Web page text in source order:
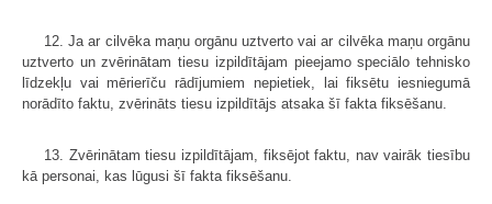
12. Ja ar cilvēka maņu orgānu uztverto vai ar cilvēka maņu orgānu
uztverto un zvērinātam tiesu izpildītājam pieejamo speciālo tehnisko
līdzekļu vai mērierīču rādījumiem nepietiek, lai fiksētu iesniegumā
norādīto faktu, zvērināts tiesu izpildītājs atsaka šī fakta fiksēšanu.
13. Zvērinātam tiesu izpildītājam, fiksējot faktu, nav vairāk tiesību
kā personai, kas lūgusi šī fakta fiksēšanu.